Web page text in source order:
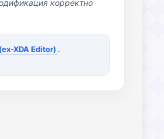
корректно
XDA Editor) .